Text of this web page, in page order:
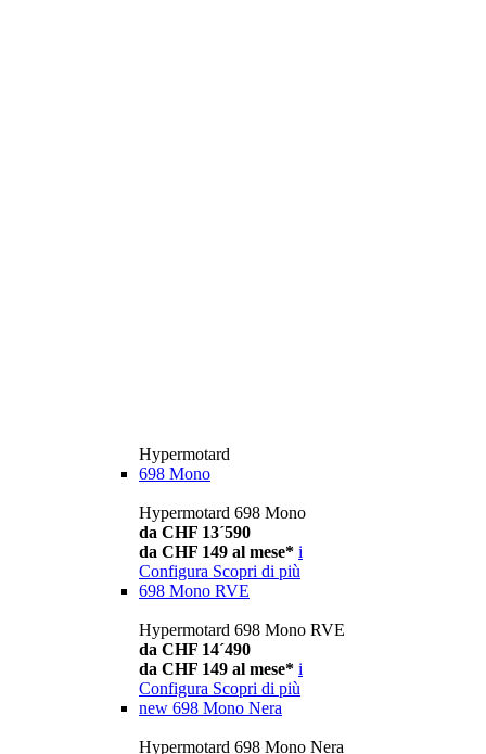
Hypermotard
698 Mono
Hypermotard 698 Mono
da CHF 13´590
da CHF 149 al mese* i
Configura Scopri di più
698 Mono RVE
Hypermotard 698 Mono RVE
da CHF 14´490
da CHF 149 al mese* i
Configura Scopri di più
new 698 Mono Nera
Hypermotard 698 Mono Nera